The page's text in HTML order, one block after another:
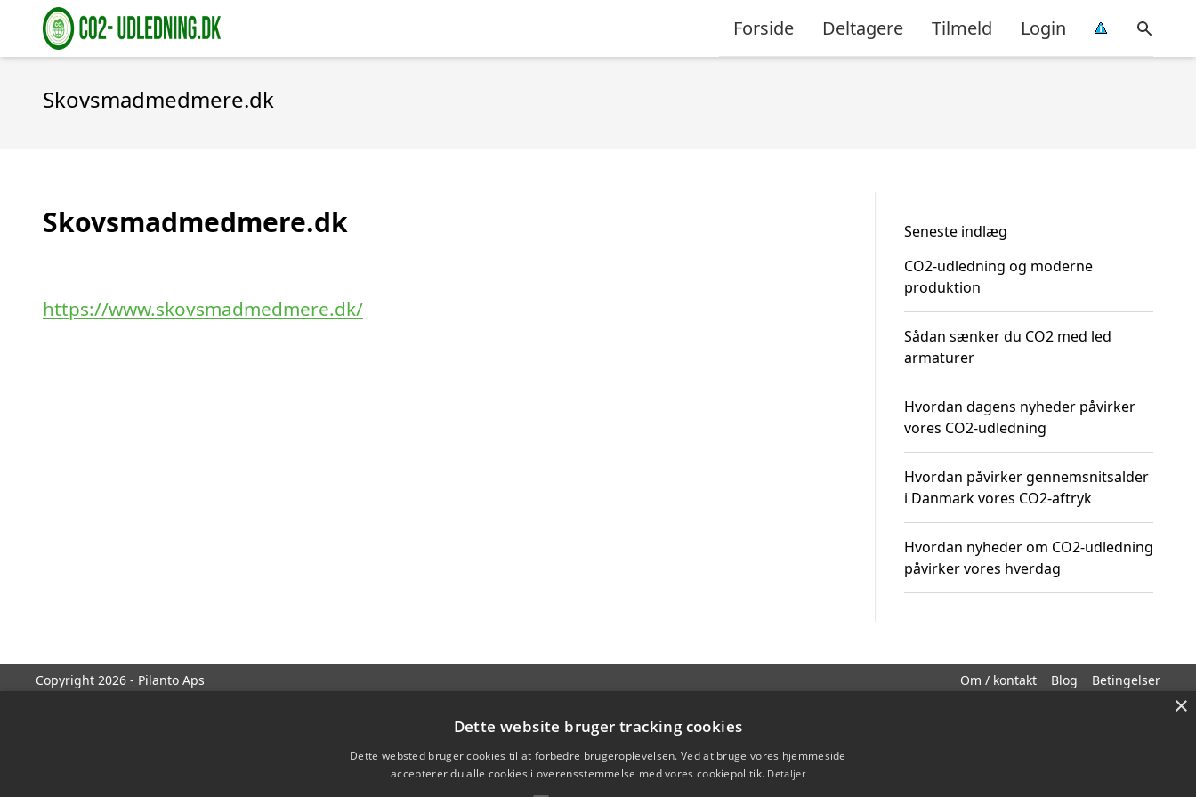
Forside Deltagere Tilmeld Login
Skovsmadmedmere.dk
Skovsmadmedmere.dk
https://www.skovsmadmedmere.dk/
Seneste indlæg
CO2-udledning og moderne
produktion
Sådan sænker du CO2 med led
armaturer
Hvordan dagens nyheder påvirker
vores CO2-udledning
Hvordan påvirker gennemsnitsalder
i Danmark vores CO2-aftryk
Hvordan nyheder om CO2-udledning
påvirker vores hverdag
Copyright 2026 - Pilanto Aps Om / kontakt Blog Betingelser
×
Dette website bruger tracking cookies
Dette websted bruger cookies til at forbedre brugeroplevelsen. Ved at bruge vores hjemmeside
accepterer du alle cookies i overensstemmelse med vores cookiepolitik. Detaljer